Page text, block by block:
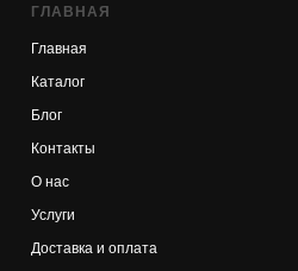
ГЛАВНАЯ
Главная
Каталог
Блог
Контакты
О нас
Услуги
Доставка и оплата